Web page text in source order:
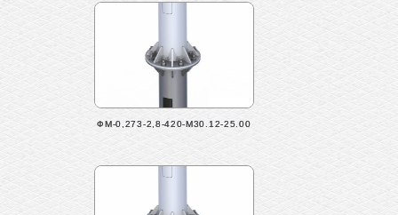
ФМ-0,273-2,8-420-М30.12-25.00